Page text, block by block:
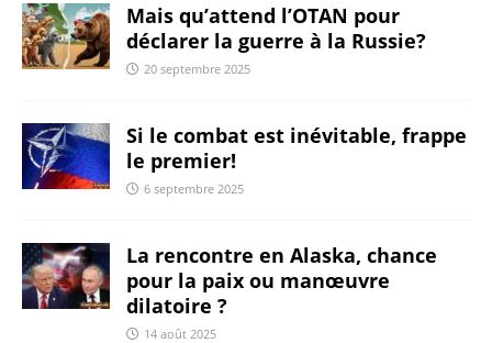
Mais qu’attend l’OTAN pour
déclarer la guerre à la Russie?
20 septembre 2025
Si le combat est inévitable, frappe
le premier!
6 septembre 2025
La rencontre en Alaska, chance
pour la paix ou manœuvre
dilatoire ?
14 août 2025